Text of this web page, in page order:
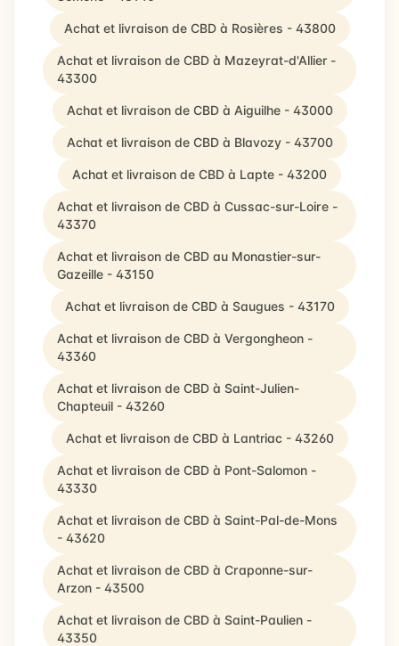
Achat et livraison de CBD à Rosières - 43800
Achat et livraison de CBD à Mazeyrat-d'Allier -
43300
Achat et livraison de CBD à Aiguilhe - 43000
Achat et livraison de CBD à Blavozy - 43700
Achat et livraison de CBD à Lapte - 43200
Achat et livraison de CBD à Cussac-sur-Loire -
43370
Achat et livraison de CBD au Monastier-sur-
Gazeille - 43150
Achat et livraison de CBD à Saugues - 43170
Achat et livraison de CBD à Vergongheon -
43360
Achat et livraison de CBD à Saint-Julien-
Chapteuil - 43260
Achat et livraison de CBD à Lantriac - 43260
Achat et livraison de CBD à Pont-Salomon -
43330
Achat et livraison de CBD à Saint-Pal-de-Mons
- 43620
Achat et livraison de CBD à Craponne-sur-
Arzon - 43500
Achat et livraison de CBD à Saint-Paulien -
43350